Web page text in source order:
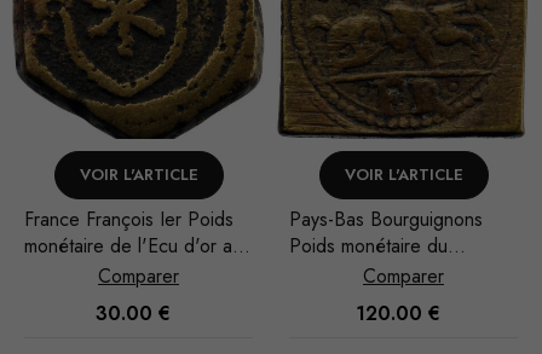
VOIR L'ARTICLE
Pays-Bas Bourguignons
Poids monétaire du
Cavalier d'or dit "Fries
Comparer
120.00
VOIR L'ARTICLE
Pays-Bas Bourguignons
Poids monétaire du
Cavalier d'or de Flandre
Comparer
80.00€